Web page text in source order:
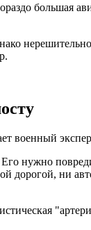
военный
нужно
ни